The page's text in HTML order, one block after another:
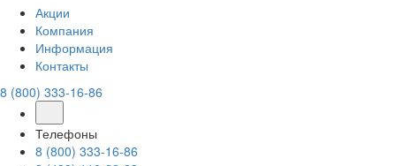
Акции
Компания
Информация
Контакты
8 (800) 333-16-86
Телефоны
8 (800) 333-16-86